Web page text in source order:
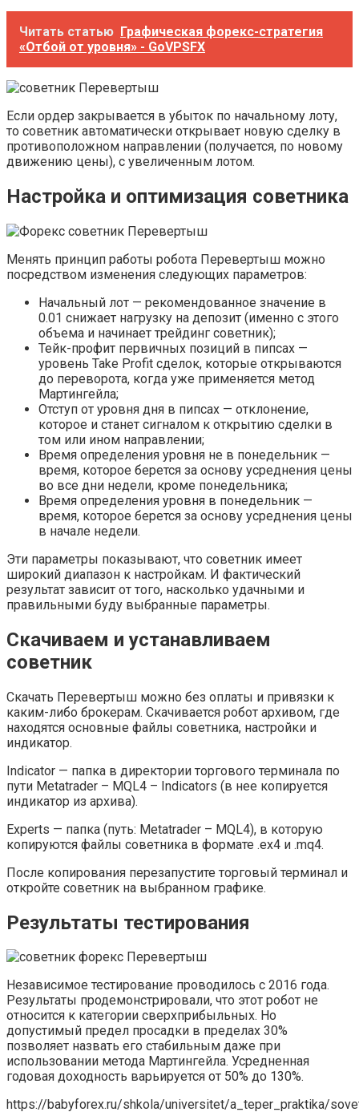
Читать статью Графическая форекс-стратегия
«Отбой от уровня» - GoVPSFX
Если ордер закрывается в убыток по начальному лоту,
то советник автоматически открывает новую сделку в
противоположном направлении (получается, по новому
движению цены), с увеличенным лотом.
Настройка и оптимизация советника
Менять принцип работы робота Перевертыш можно
посредством изменения следующих параметров:
Начальный лот — рекомендованное значение в
0.01 снижает нагрузку на депозит (именно с этого
объема и начинает трейдинг советник);
Тейк-профит первичных позиций в пипсах —
уровень Take Profit сделок, которые открываются
до переворота, когда уже применяется метод
Мартингейла;
Отступ от уровня дня в пипсах — отклонение,
которое и станет сигналом к открытию сделки в
том или ином направлении;
Время определения уровня не в понедельник —
время, которое берется за основу усреднения цены
во все дни недели, кроме понедельника;
Время определения уровня в понедельник —
время, которое берется за основу усреднения цены
в начале недели.
Эти параметры показывают, что советник имеет
широкий диапазон к настройкам. И фактический
результат зависит от того, насколько удачными и
правильными буду выбранные параметры.
Скачиваем и устанавливаем
советник
Скачать Перевертыш можно без оплаты и привязки к
каким-либо брокерам. Скачивается робот архивом, где
находятся основные файлы советника, настройки и
индикатор.
Indicator — папка в директории торгового терминала по
пути Metatrader – MQL4 – Indicators (в нее копируется
индикатор из архива).
Experts — папка (путь: Metatrader – MQL4), в которую
копируются файлы советника в формате .ex4 и .mq4.
После копирования перезапустите торговый терминал и
откройте советник на выбранном графике.
Результаты тестирования
Независимое тестирование проводилось с 2016 года.
Результаты продемонстрировали, что этот робот не
относится к категории сверхприбыльных. Но
допустимый предел просадки в пределах 30%
позволяет назвать его стабильным даже при
использовании метода Мартингейла. Усредненная
годовая доходность варьируется от 50% до 130%.
https://babyforex.ru/shkola/universitet/a_teper_praktika/